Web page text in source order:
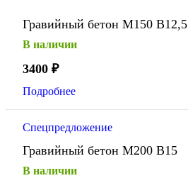
Гравийный бетон М150 В12,5
В наличии
3400 ₽
Подробнее
Спецпредложение
Гравийный бетон М200 В15
В наличии